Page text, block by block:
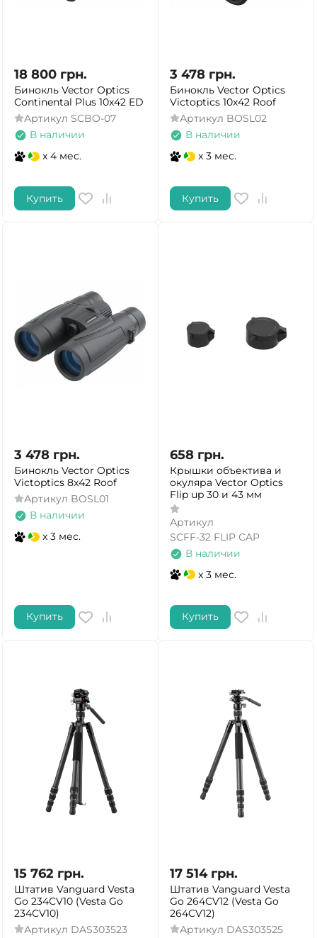
18 800 грн.
Бинокль Vector Optics
Continental Plus 10x42 ED
Артикул SCBO-07
В наличии
x 4 мес.
Купить
3 478 грн.
Бинокль Vector Optics
Victoptics 10x42 Roof
Артикул BOSL02
В наличии
x 3 мес.
Купить
3 478 грн.
Бинокль Vector Optics
Victoptics 8x42 Roof
Артикул BOSL01
В наличии
x 3 мес.
Купить
658 грн.
Крышки объектива и
окуляра Vector Optics
Flip up 30 и 43 мм
Артикул
SCFF-32 FLIP CAP
В наличии
x 3 мес.
Купить
15 762 грн.
Штатив Vanguard Vesta
Go 234CV10 (Vesta Go
234CV10)
Артикул DAS303523
17 514 грн.
Штатив Vanguard Vesta
Go 264CV12 (Vesta Go
264CV12)
Артикул DAS303525